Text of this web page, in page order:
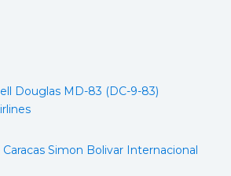
Douglas MD-83 (DC-9-83)
Caracas Simon Bolivar Internacional